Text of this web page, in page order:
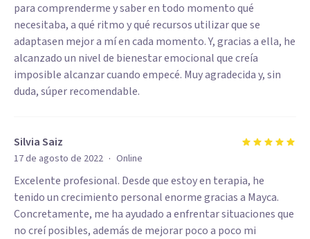
para comprenderme y saber en todo momento qué
necesitaba, a qué ritmo y qué recursos utilizar que se
adaptasen mejor a mí en cada momento. Y, gracias a ella, he
alcanzado un nivel de bienestar emocional que creía
imposible alcanzar cuando empecé. Muy agradecida y, sin
duda, súper recomendable.
Silvia Saiz
17 de agosto de 2022 · Online
Excelente profesional. Desde que estoy en terapia, he
tenido un crecimiento personal enorme gracias a Mayca.
Concretamente, me ha ayudado a enfrentar situaciones que
no creí posibles, además de mejorar poco a poco mi